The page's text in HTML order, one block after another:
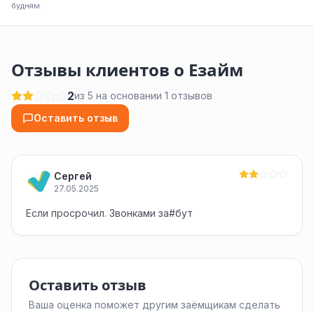
будням.
Отзывы клиентов о Езайм
2из 5 на основании 1 отзывов
Оставить отзыв
Сергей
27.05.2025
Если просрочил. Звонками за#бут
Оставить отзыв
Ваша оценка поможет другим заёмщикам сделать